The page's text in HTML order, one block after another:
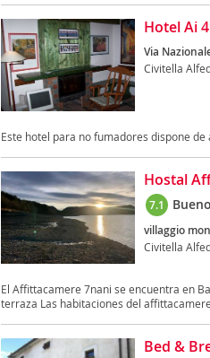
Hotel Ai
Via
Civitella
Este hotel para no fumadores dispone
Hostal
7.1 Bueno
villaggio
Civitella
El Affittacamere 7nani se encuentra en
terraza Las habitaciones del
Bed &